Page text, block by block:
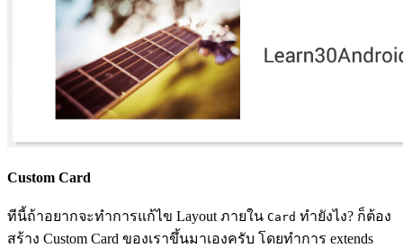
Custom Card
ทีนี้ถ้าอยากจะทำการแก้ไข Layout ภายใน Card ทำยังไง? ก็ต้อง
สร้าง Custom Card ของเราขึ้นมาเองครับ โดยทำการ extends